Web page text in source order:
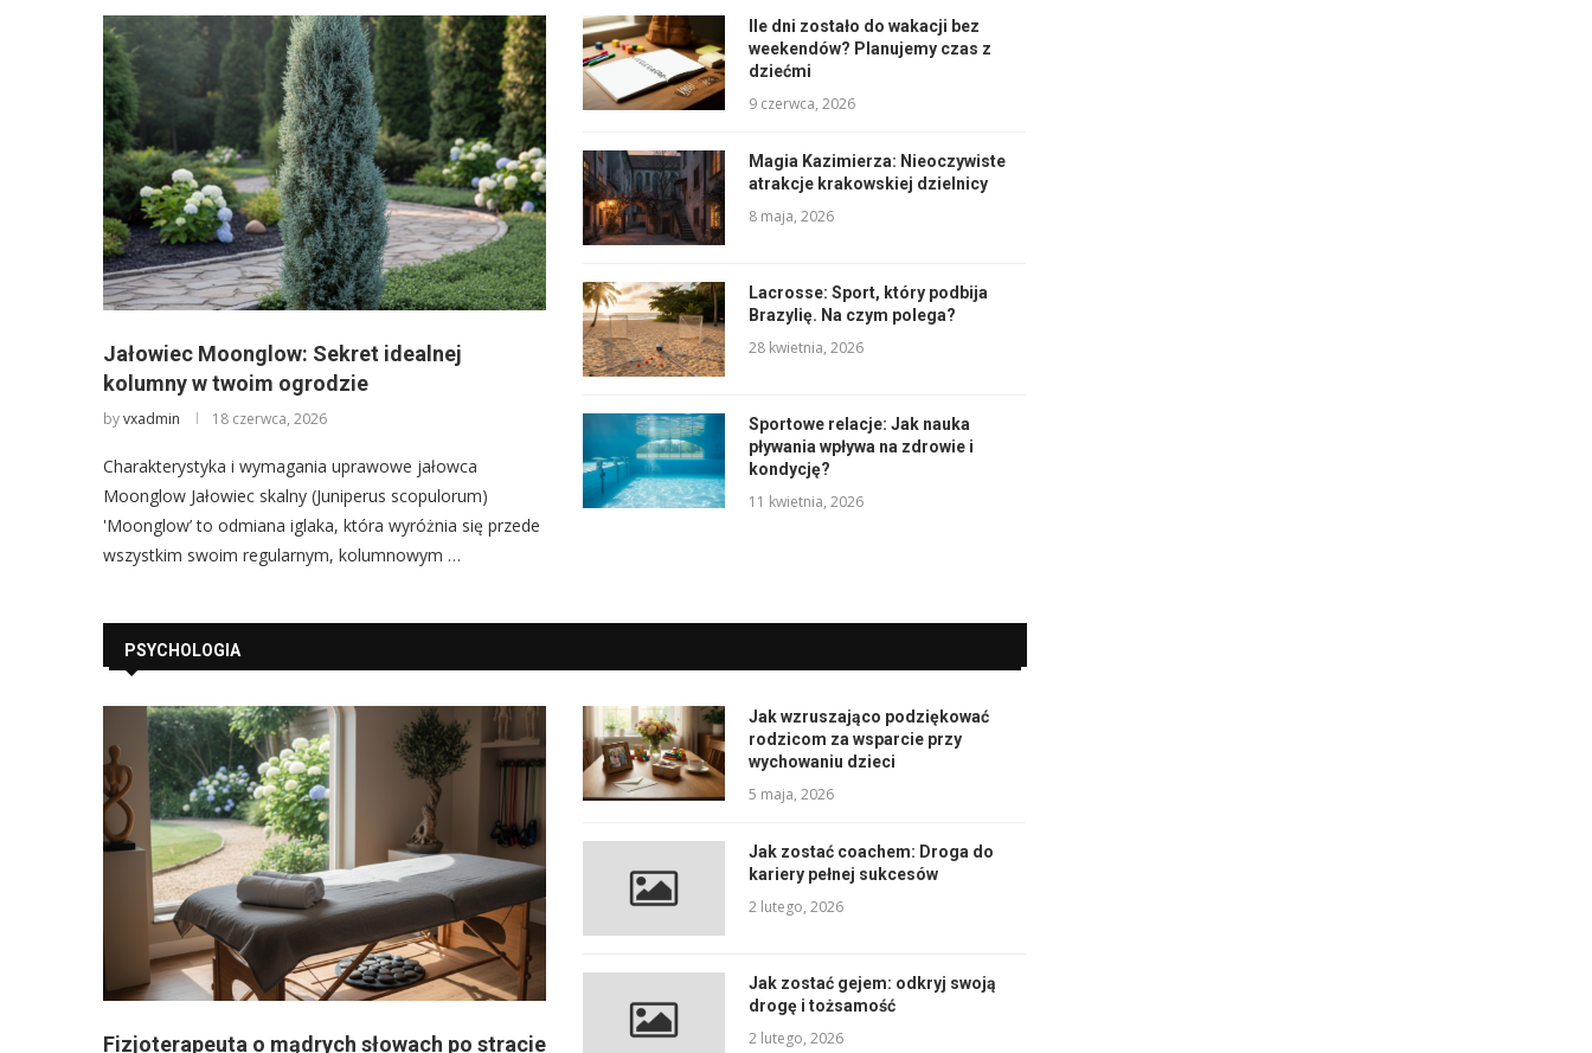
Jałowiec Moonglow: Sekret idealnej
kolumny w twoim ogrodzie
byvxadmin 18 czerwca, 2026
Charakterystyka i wymagania uprawowe jałowca
Moonglow Jałowiec skalny (Juniperus scopulorum)
'Moonglow’ to odmiana iglaka, która wyróżnia się przede
wszystkim swoim regularnym, kolumnowym …
Ile dni zostało do wakacji bez
weekendów? Planujemy czas z
dziećmi
9 czerwca, 2026
Magia Kazimierza: Nieoczywiste
atrakcje krakowskiej dzielnicy
8 maja, 2026
Lacrosse: Sport, który podbija
Brazylię. Na czym polega?
28 kwietnia, 2026
Sportowe relacje: Jak nauka
pływania wpływa na zdrowie i
kondycję?
11 kwietnia, 2026
PSYCHOLOGIA
Fizjoterapeuta o mądrych słowach po stracie
Jak wzruszająco podziękować
rodzicom za wsparcie przy
wychowaniu dzieci
5 maja, 2026
Jak zostać coachem: Droga do
kariery pełnej sukcesów
2 lutego, 2026
Jak zostać gejem: odkryj swoją
drogę i tożsamość
2 lutego, 2026